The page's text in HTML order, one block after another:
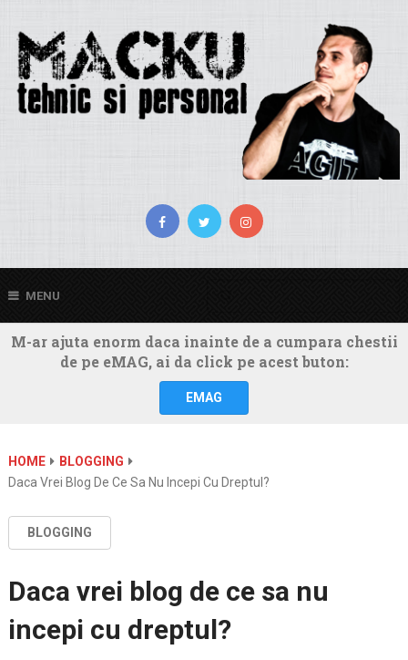
MENU
M-ar ajuta enorm daca inainte de a cumpara chestii
de pe eMAG, ai da click pe acest buton:
EMAG
HOME
BLOGGING
Daca Vrei Blog De Ce Sa Nu Incepi Cu Dreptul?
BLOGGING
Daca vrei blog de ce sa nu
incepi cu dreptul?